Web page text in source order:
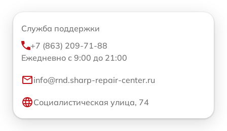
Служба поддержки
+7 (863) 209-71-88
Ежедневно с 9:00 до 21:00
info@rnd.sharp-repair-center.ru
Социалистическая улица, 74